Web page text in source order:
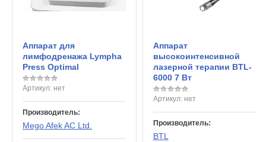
Аппарат для
лимфодренажа Lympha
Press Optimal
Артикул: нет
Производитель:
Mego Afek AC Ltd.
Аппарат
высокоинтенсивной
лазерной терапии BTL-
6000 7 Вт
Артикул:нет
Производитель:
BTL